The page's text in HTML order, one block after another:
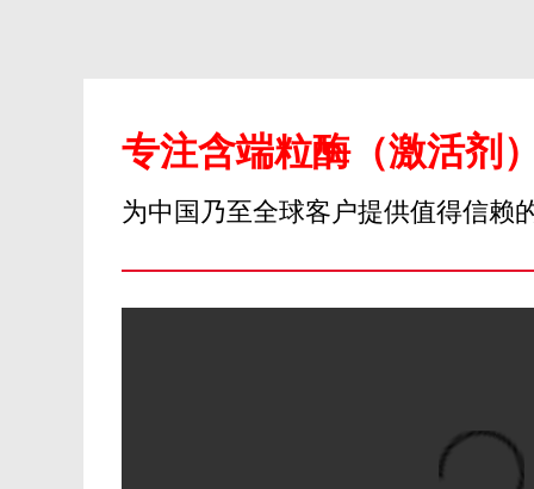
专注含端粒酶（激活剂
为中国乃至全球客户提供值得信赖